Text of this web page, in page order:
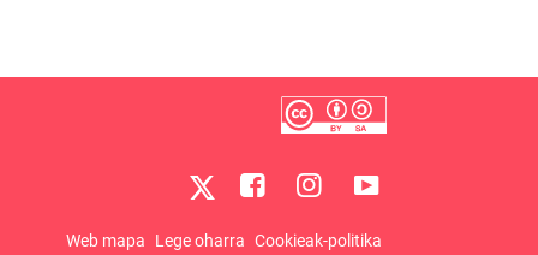
Web mapa Lege oharra Cookieak-politika